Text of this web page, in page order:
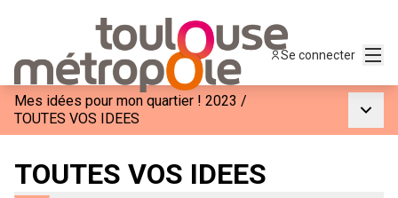
Se connecter
Mes idées pour mon quartier ! 2023 /
TOUTES VOS IDEES
TOUTES VOS IDEES